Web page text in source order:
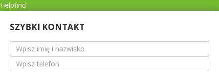
Helpfind
SZYBKI KONTAKT